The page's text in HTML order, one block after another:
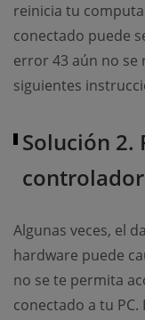
reinicia tu
conectado puede
error 43 aún no se
siguientes
Solución 2.
Algunas veces, el
hardware puede
no se te permita
conectado a tu